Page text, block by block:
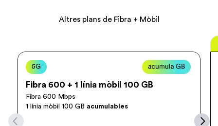
Altres plans de Fibra + Mòbil
5G
Fibra 600 + 1 línia mòbil 100 GB
Fibra 600 Mbps
1 línia mòbil 100 GB acumulables